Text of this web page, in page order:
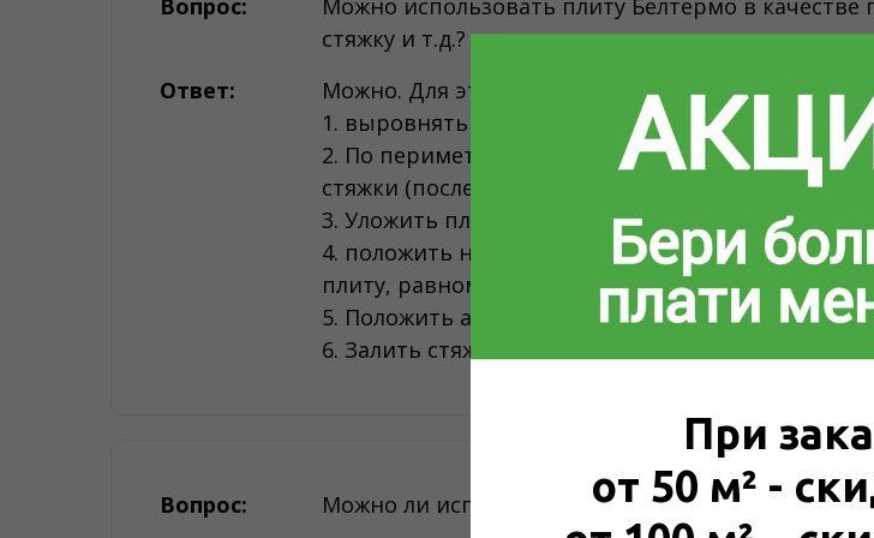
стяжку и т.д.?
Ответ:
Можно. Для этого необходимо:
1. выровнять пол.
2. По периметру комнаты плиты поставить
стяжки (после заливки лишний материал
3. Уложить плиты без зазора на полу.
4. положить на плиты гидроизоляциоляционную
плиту, равномерно высыхала и не треснула).
5. Положить армирующую сетку для исключения
6. Залить стяжку высотой не менее 7 см.
Вопрос:
Можно ли использовать Белтермо под линолеум?
При
от 50 м² -